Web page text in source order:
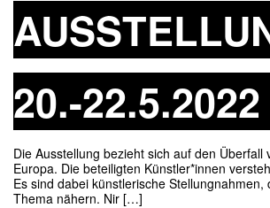
20.-22.5.2022
Die Ausstellung bezieht sich auf den
Europa. Die beteiligten Künstler*innen
Es sind dabei künstlerische
Thema nähern. Nir […]